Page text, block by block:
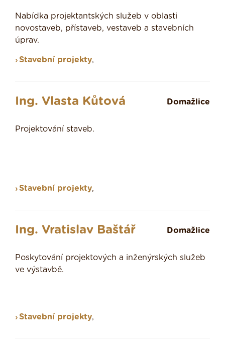
Nabídka projektantských služeb v oblasti
novostaveb, přístaveb, vestaveb a stavebních
úprav.
Stavební projekty,
Ing. Vlasta Kůtová Domažlice
Projektování staveb.
Stavební projekty,
Ing. Vratislav Baštář Domažlice
Poskytování projektových a inženýrských služeb
ve výstavbě.
Stavební projekty,